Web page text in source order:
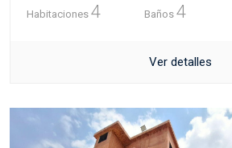
Habitaciones 4 Baños 4
Ver detalles